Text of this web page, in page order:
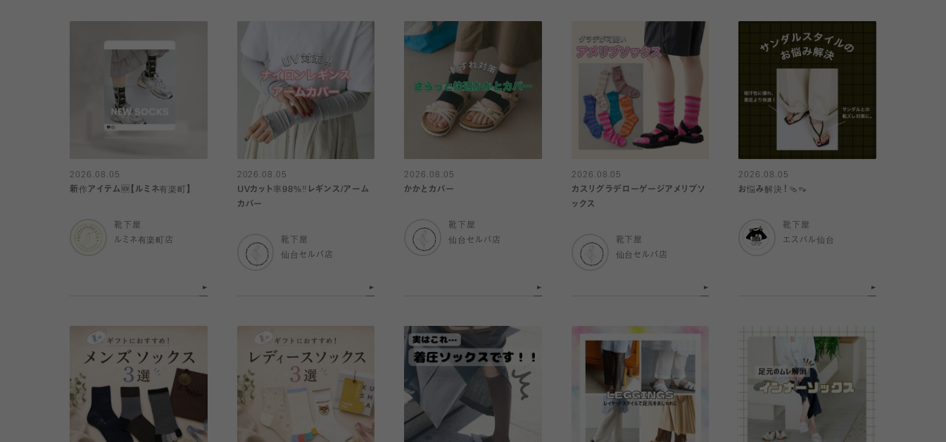
2026.08.05
新作アイテム🆕【ルミネ有楽町】
靴下屋
ルミネ有楽町店
2026.08.05
UVカット率98%‼︎レギンス/アーム
カバー
靴下屋
仙台セルバ店
2026.08.05
かかとカバー
靴下屋
仙台セルバ店
2026.08.05
カスリグラデローゲージアメリブソ
ックス
靴下屋
仙台セルバ店
2026.08.05
お悩み解決！🩴👡
靴下屋
エスパル仙台